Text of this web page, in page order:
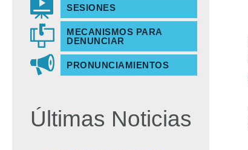
SESIONES
MECANISMOS PARA
DENUNCIAR
PRONUNCIAMIENTOS
Últimas Noticias